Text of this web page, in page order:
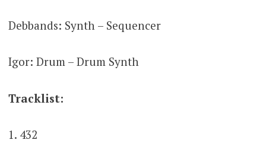
Debbands: Synth – Sequencer
Igor: Drum – Drum Synth
Tracklist:
1. 432